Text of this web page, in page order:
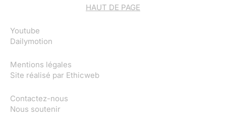
HAUT DE PAGE
Youtube
Dailymotion
Mentions légales
Site réalisé par Ethicweb
Contactez-nous
Nous soutenir